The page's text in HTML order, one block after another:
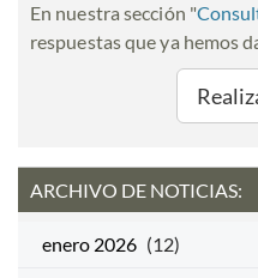
En nuestra sección "
respuestas que ya hemos
ARCHIVO DE NOTICIAS:
enero 2026 (12)